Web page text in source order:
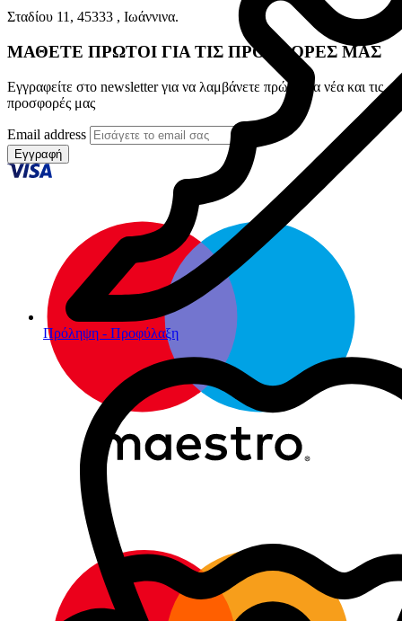
Πρόληψη - Προφύλαξη
Σταδίου 11, 45333 , Ιωάννινα.
ΜΑΘΕΤΕ ΠΡΩΤΟΙ ΓΙΑ ΤΙΣ ΠΡΟΣΦΟΡΕΣ ΜΑΣ
Εγγραφείτε στο newsletter για να λαμβάνετε πρώτοι τα νέα και τις
προσφορές μας
Email address
Εγγραφή